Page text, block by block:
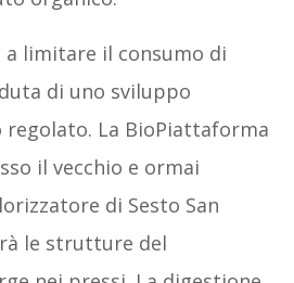
a limitare il consumo di
di uno sviluppo
La BioPiattaforma
il vecchio e ormai
di Sesto San
le strutture del